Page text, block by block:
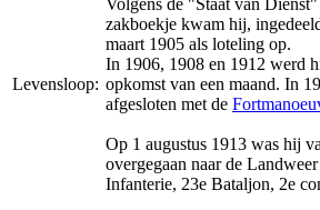
Levensloop:
zakboekje kwam hij,
maart 1905 als loteling op.
In 1906, 1908 en 1912 werd
opkomst van een maand. In
afgesloten met de
Op 1 augustus 1913 was hij
overgegaan naar de
Infanterie, 23e Bataljon, 2e